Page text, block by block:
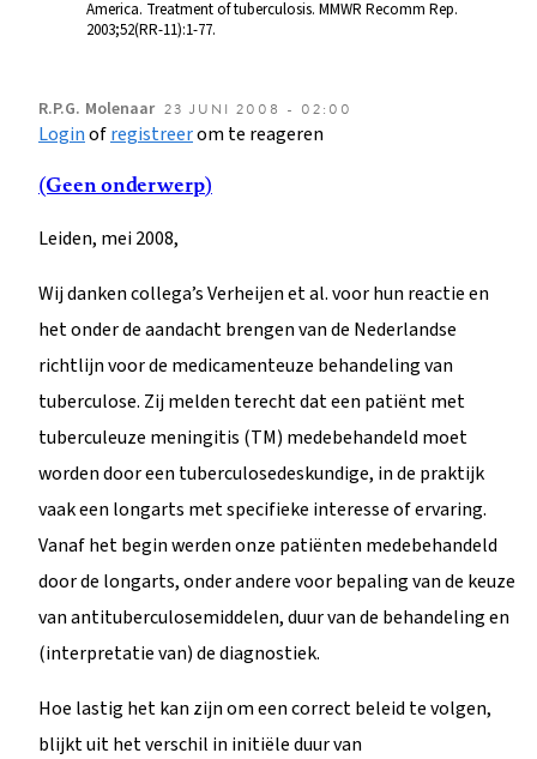
America. Treatment of tuberculosis. MMWR Recomm Rep.
2003;52(RR-11):1-77.
R.P.G. Molenaar 23 JUNI 2008 - 02:00
Loginofregistreerom te reageren
(Geen onderwerp)
Leiden, mei 2008,
Wij danken collega’s Verheijen et al. voor hun reactie en
het onder de aandacht brengen van de Nederlandse
richtlijn voor de medicamenteuze behandeling van
tuberculose. Zij melden terecht dat een patiënt met
tuberculeuze meningitis (TM) medebehandeld moet
worden door een tuberculosedeskundige, in de praktijk
vaak een longarts met specifieke interesse of ervaring.
Vanaf het begin werden onze patiënten medebehandeld
door de longarts, onder andere voor bepaling van de keuze
van antituberculosemiddelen, duur van de behandeling en
(interpretatie van) de diagnostiek.
Hoe lastig het kan zijn om een correct beleid te volgen,
blijkt uit het verschil in initiële duur van